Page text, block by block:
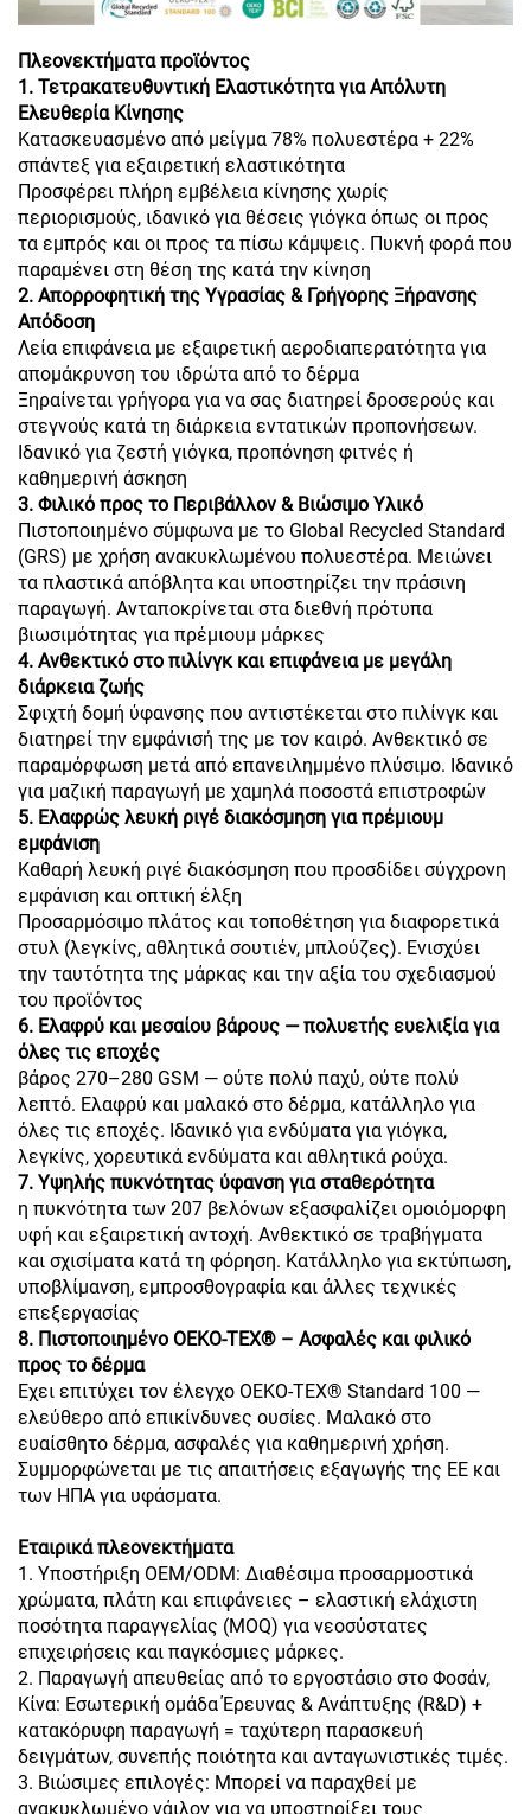
Πλεονεκτήματα προϊόντος
1. Τετρακατευθυντική Ελαστικότητα για Απόλυτη
Ελευθερία Κίνησης
Κατασκευασμένο από μείγμα 78% πολυεστέρα + 22%
σπάντεξ για εξαιρετική ελαστικότητα
Προσφέρει πλήρη εμβέλεια κίνησης χωρίς
περιορισμούς, ιδανικό για θέσεις γιόγκα όπως οι προς
τα εμπρός και οι προς τα πίσω κάμψεις. Πυκνή φορά που
παραμένει στη θέση της κατά την κίνηση
2. Απορροφητική της Υγρασίας & Γρήγορης Ξήρανσης
Απόδοση
Λεία επιφάνεια με εξαιρετική αεροδιαπερατότητα για
απομάκρυνση του ιδρώτα από το δέρμα
Ξηραίνεται γρήγορα για να σας διατηρεί δροσερούς και
στεγνούς κατά τη διάρκεια εντατικών προπονήσεων.
Ιδανικό για ζεστή γιόγκα, προπόνηση φιτνές ή
καθημερινή άσκηση
3. Φιλικό προς το Περιβάλλον & Βιώσιμο Υλικό
Πιστοποιημένο σύμφωνα με το Global Recycled Standard
(GRS) με χρήση ανακυκλωμένου πολυεστέρα. Μειώνει
τα πλαστικά απόβλητα και υποστηρίζει την πράσινη
παραγωγή. Ανταποκρίνεται στα διεθνή πρότυπα
βιωσιμότητας για πρέμιουμ μάρκες
4. Ανθεκτικό στο πιλίνγκ και επιφάνεια με μεγάλη
διάρκεια ζωής
Σφιχτή δομή ύφανσης που αντιστέκεται στο πιλίνγκ και
διατηρεί την εμφάνισή της με τον καιρό. Ανθεκτικό σε
παραμόρφωση μετά από επανειλημμένο πλύσιμο. Ιδανικό
για μαζική παραγωγή με χαμηλά ποσοστά επιστροφών
5. Ελαφρώς λευκή ριγέ διακόσμηση για πρέμιουμ
εμφάνιση
Καθαρή λευκή ριγέ διακόσμηση που προσδίδει σύγχρονη
εμφάνιση και οπτική έλξη
Προσαρμόσιμο πλάτος και τοποθέτηση για διαφορετικά
στυλ (λεγκίνς, αθλητικά σουτιέν, μπλούζες). Ενισχύει
την ταυτότητα της μάρκας και την αξία του σχεδιασμού
του προϊόντος
6. Ελαφρύ και μεσαίου βάρους — πολυετής ευελιξία για
όλες τις εποχές
βάρος 270–280 GSM — ούτε πολύ παχύ, ούτε πολύ
λεπτό. Ελαφρύ και μαλακό στο δέρμα, κατάλληλο για
όλες τις εποχές. Ιδανικό για ενδύματα για γιόγκα,
λεγκίνς, χορευτικά ενδύματα και αθλητικά ρούχα.
7. Υψηλής πυκνότητας ύφανση για σταθερότητα
η πυκνότητα των 207 βελόνων εξασφαλίζει ομοιόμορφη
υφή και εξαιρετική αντοχή. Ανθεκτικό σε τραβήγματα
και σχισίματα κατά τη φόρηση. Κατάλληλο για εκτύπωση,
υποβλίμανση, εμπροσθογραφία και άλλες τεχνικές
επεξεργασίας
8. Πιστοποιημένο OEKO-TEX® – Ασφαλές και φιλικό
προς το δέρμα
Έχει επιτύχει τον έλεγχο OEKO-TEX® Standard 100 —
ελεύθερο από επικίνδυνες ουσίες. Μαλακό στο
ευαίσθητο δέρμα, ασφαλές για καθημερινή χρήση.
Συμμορφώνεται με τις απαιτήσεις εξαγωγής της ΕΕ και
των ΗΠΑ για υφάσματα.
Εταιρικά πλεονεκτήματα
1. Υποστήριξη OEM/ODM: Διαθέσιμα προσαρμοστικά
χρώματα, πλάτη και επιφάνειες – ελαστική ελάχιστη
ποσότητα παραγγελίας (MOQ) για νεοσύστατες
επιχειρήσεις και παγκόσμιες μάρκες.
2. Παραγωγή απευθείας από το εργοστάσιο στο Φοσάν,
Κίνα: Εσωτερική ομάδα Έρευνας & Ανάπτυξης (R&D) +
κατακόρυφη παραγωγή = ταχύτερη παρασκευή
δειγμάτων, συνεπής ποιότητα και ανταγωνιστικές τιμές.
3. Βιώσιμες επιλογές: Μπορεί να παραχθεί με
ανακυκλωμένο νάιλον για να υποστηρίξει τους